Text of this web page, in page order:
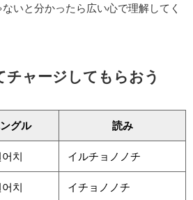
いと分かったら広い心で理解してく
チャージしてもらおう
グル 読み
치 イルチョノノチ
치 イチョノノチ